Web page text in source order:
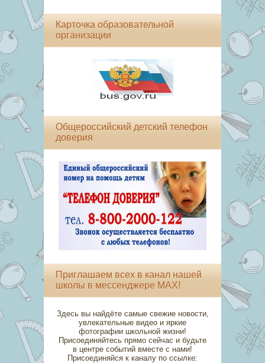
Карточка образовательной
организации
Общероссийский детский телефон
доверия
Приглашаем всех в канал нашей
школы в мессенджере MAX!
Здесь вы найдёте самые свежие новости,
увлекательные видео и яркие
фотографии школьной жизни!
Присоединяйтесь прямо сейчас и будьте
в центре событий вместе с нами!
Присоединяйся к каналу по ссылке: